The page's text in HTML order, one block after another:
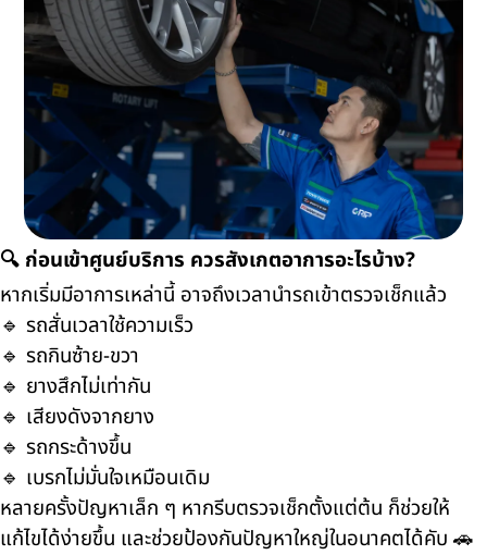
🔍 ก่อนเข้าศูนย์บริการ ควรสังเกตอาการอะไรบ้าง?
หากเริ่มมีอาการเหล่านี้ อาจถึงเวลานำรถเข้าตรวจเช็กแล้ว
🔹 รถสั่นเวลาใช้ความเร็ว
🔹 รถกินซ้าย-ขวา
🔹 ยางสึกไม่เท่ากัน
🔹 เสียงดังจากยาง
🔹 รถกระด้างขึ้น
🔹 เบรกไม่มั่นใจเหมือนเดิม
หลายครั้งปัญหาเล็ก ๆ หากรีบตรวจเช็กตั้งแต่ต้น ก็ช่วยให้
แก้ไขได้ง่ายขึ้น และช่วยป้องกันปัญหาใหญ่ในอนาคตได้คับ 🚗